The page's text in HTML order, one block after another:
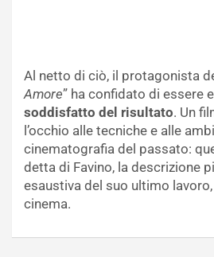
Al netto di ciò, il protagonista
Amore” ha confidato di essere
soddisfatto del risultato. Un
l’occhio alle tecniche e alle
cinematografia del passato:
detta di Favino, la descrizione
esaustiva del suo ultimo
cinema.